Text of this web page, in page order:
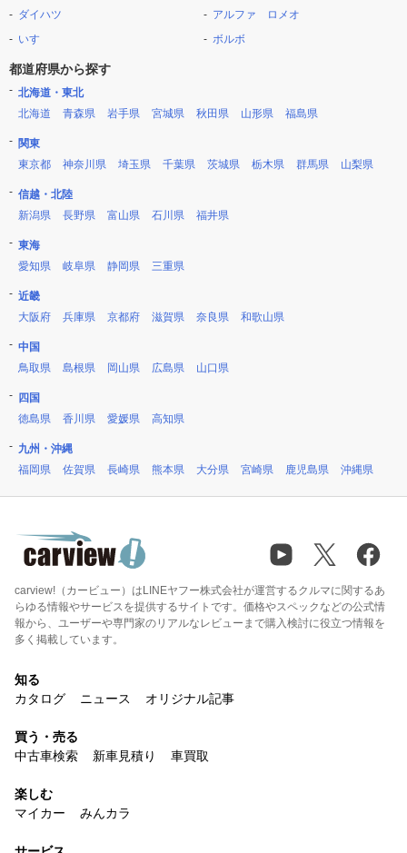
ダイハツ
いすゞ
アルファ ロメオ
ボルボ
都道府県から探す
北海道・東北
北海道
青森県 岩手県 宮城県 秋田県 山形県 福島県
関東
東京都
神奈川県 埼玉県 千葉県 茨城県 栃木県 群馬県 山梨県
信越・北陸
新潟県
長野県 富山県 石川県 福井県
東海
愛知県
岐阜県 静岡県 三重県
近畿
大阪府
兵庫県 京都府 滋賀県 奈良県 和歌山県
中国
鳥取県
島根県 岡山県 広島県 山口県
四国
徳島県
香川県 愛媛県 高知県
九州・沖縄
福岡県
佐賀県 長崎県 熊本県 大分県 宮崎県 鹿児島県 沖縄県
carview!（カービュー）はLINEヤフー株式会社が運営するクルマに関するあ
らゆる情報やサービスを提供するサイトです。価格やスペックなどの公式情
報から、ユーザーや専門家のリアルなレビューまで購入検討に役立つ情報を
多く掲載しています。
知る
カタログ
ニュース オリジナル記事
買う・売る
中古車検索
新車見積り 車買取
楽しむ
マイカー
みんカラ